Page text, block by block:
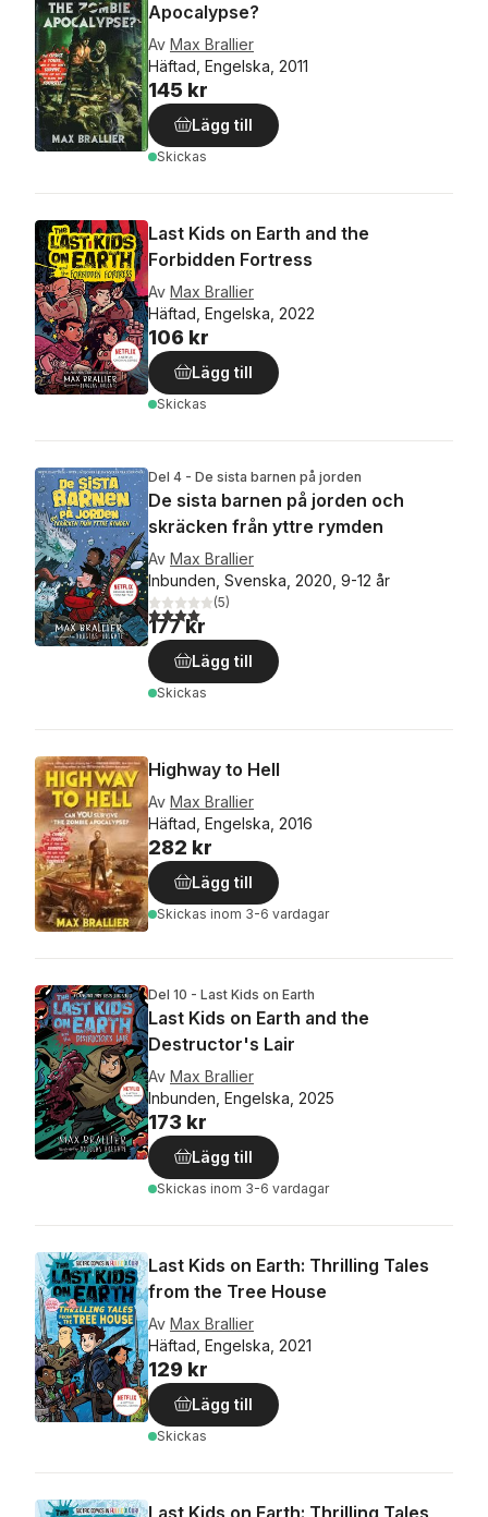
Apocalypse?
Av Max Brallier
Häftad, Engelska, 2011
145 kr
Lägg till
Skickas
Last Kids on Earth and the
Forbidden Fortress
Av Max Brallier
Häftad, Engelska, 2022
106 kr
Lägg till
Skickas
Del 4 - De sista barnen på jorden
De sista barnen på jorden och
skräcken från yttre rymden
Av Max Brallier
Inbunden, Svenska, 2020, 9-12 år
4,0utav 5 stjärnor. Totalt antal röster:
(5)
177 kr
Lägg till
Skickas
Highway to Hell
Av Max Brallier
Häftad, Engelska, 2016
282 kr
Lägg till
Skickas inom 3-6 vardagar
Del 10 - Last Kids on Earth
Last Kids on Earth and the
Destructor's Lair
Av Max Brallier
Inbunden, Engelska, 2025
173 kr
Lägg till
Skickas inom 3-6 vardagar
Last Kids on Earth: Thrilling Tales
from the Tree House
Av Max Brallier
Häftad, Engelska, 2021
129 kr
Lägg till
Skickas